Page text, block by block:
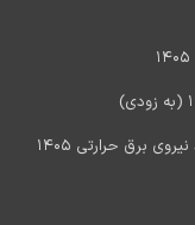
آخرین اخبار استخدام شرکت مادر تخصصی تولید نیروی برق حرارتی 1405